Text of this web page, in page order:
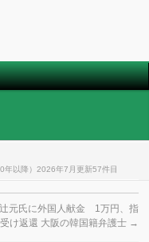
年以降）2026年7月更新57件目
元氏に外国人献金 1万円、指
け返還 大阪の韓国籍弁護士 →